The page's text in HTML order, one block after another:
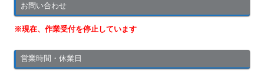
お問い合わせ
※現在、作業受付を停止しています
営業時間・休業日